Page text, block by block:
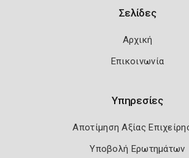
Σελίδες
Αρχική
Επικοινωνία
Υπηρεσίες
Αποτίμηση Αξίας
Υποβολή Ερωτημάτων